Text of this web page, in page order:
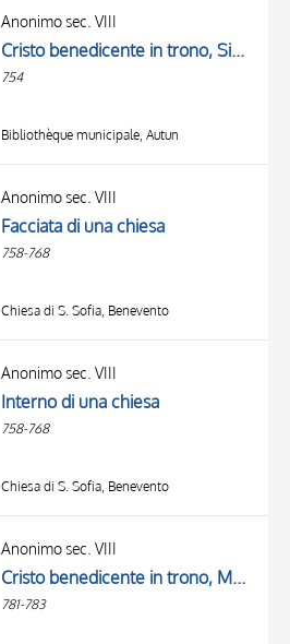
Anonimo sec. VIII
Cristo benedicente in trono, Simboli dei quattro evangelisti
754
Bibliothèque municipale, Autun
Anonimo sec. VIII
Facciata di una chiesa
758-768
Chiesa di S. Sofia, Benevento
Anonimo sec. VIII
Interno di una chiesa
758-768
Chiesa di S. Sofia, Benevento
Anonimo sec. VIII
Cristo benedicente in trono, Motivi decorativi geometrici
781-783